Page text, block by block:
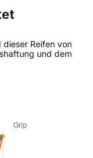
dieser Reifen von
und dem